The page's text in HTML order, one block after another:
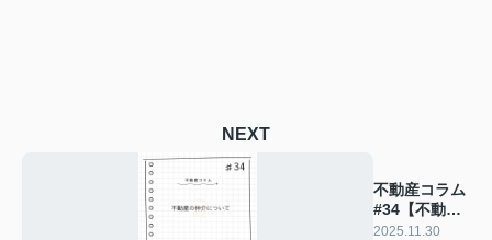
NEXT
不動産コラム
#34【不動産
の仲介につい
2025.11.30